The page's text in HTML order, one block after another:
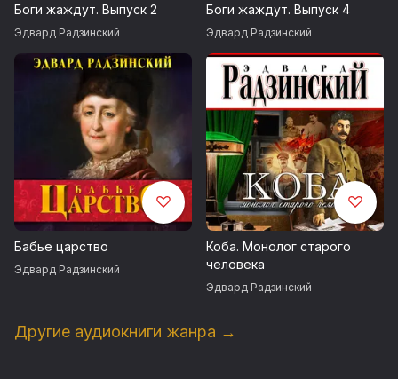
Боги жаждут. Выпуск 2
Эдвард Радзинский
Боги жаждут. Выпуск 4
Эдвард Радзинский
Бабье царство
Эдвард Радзинский
Коба. Монолог старого
человека
Эдвард Радзинский
Другие аудиокниги жанра →